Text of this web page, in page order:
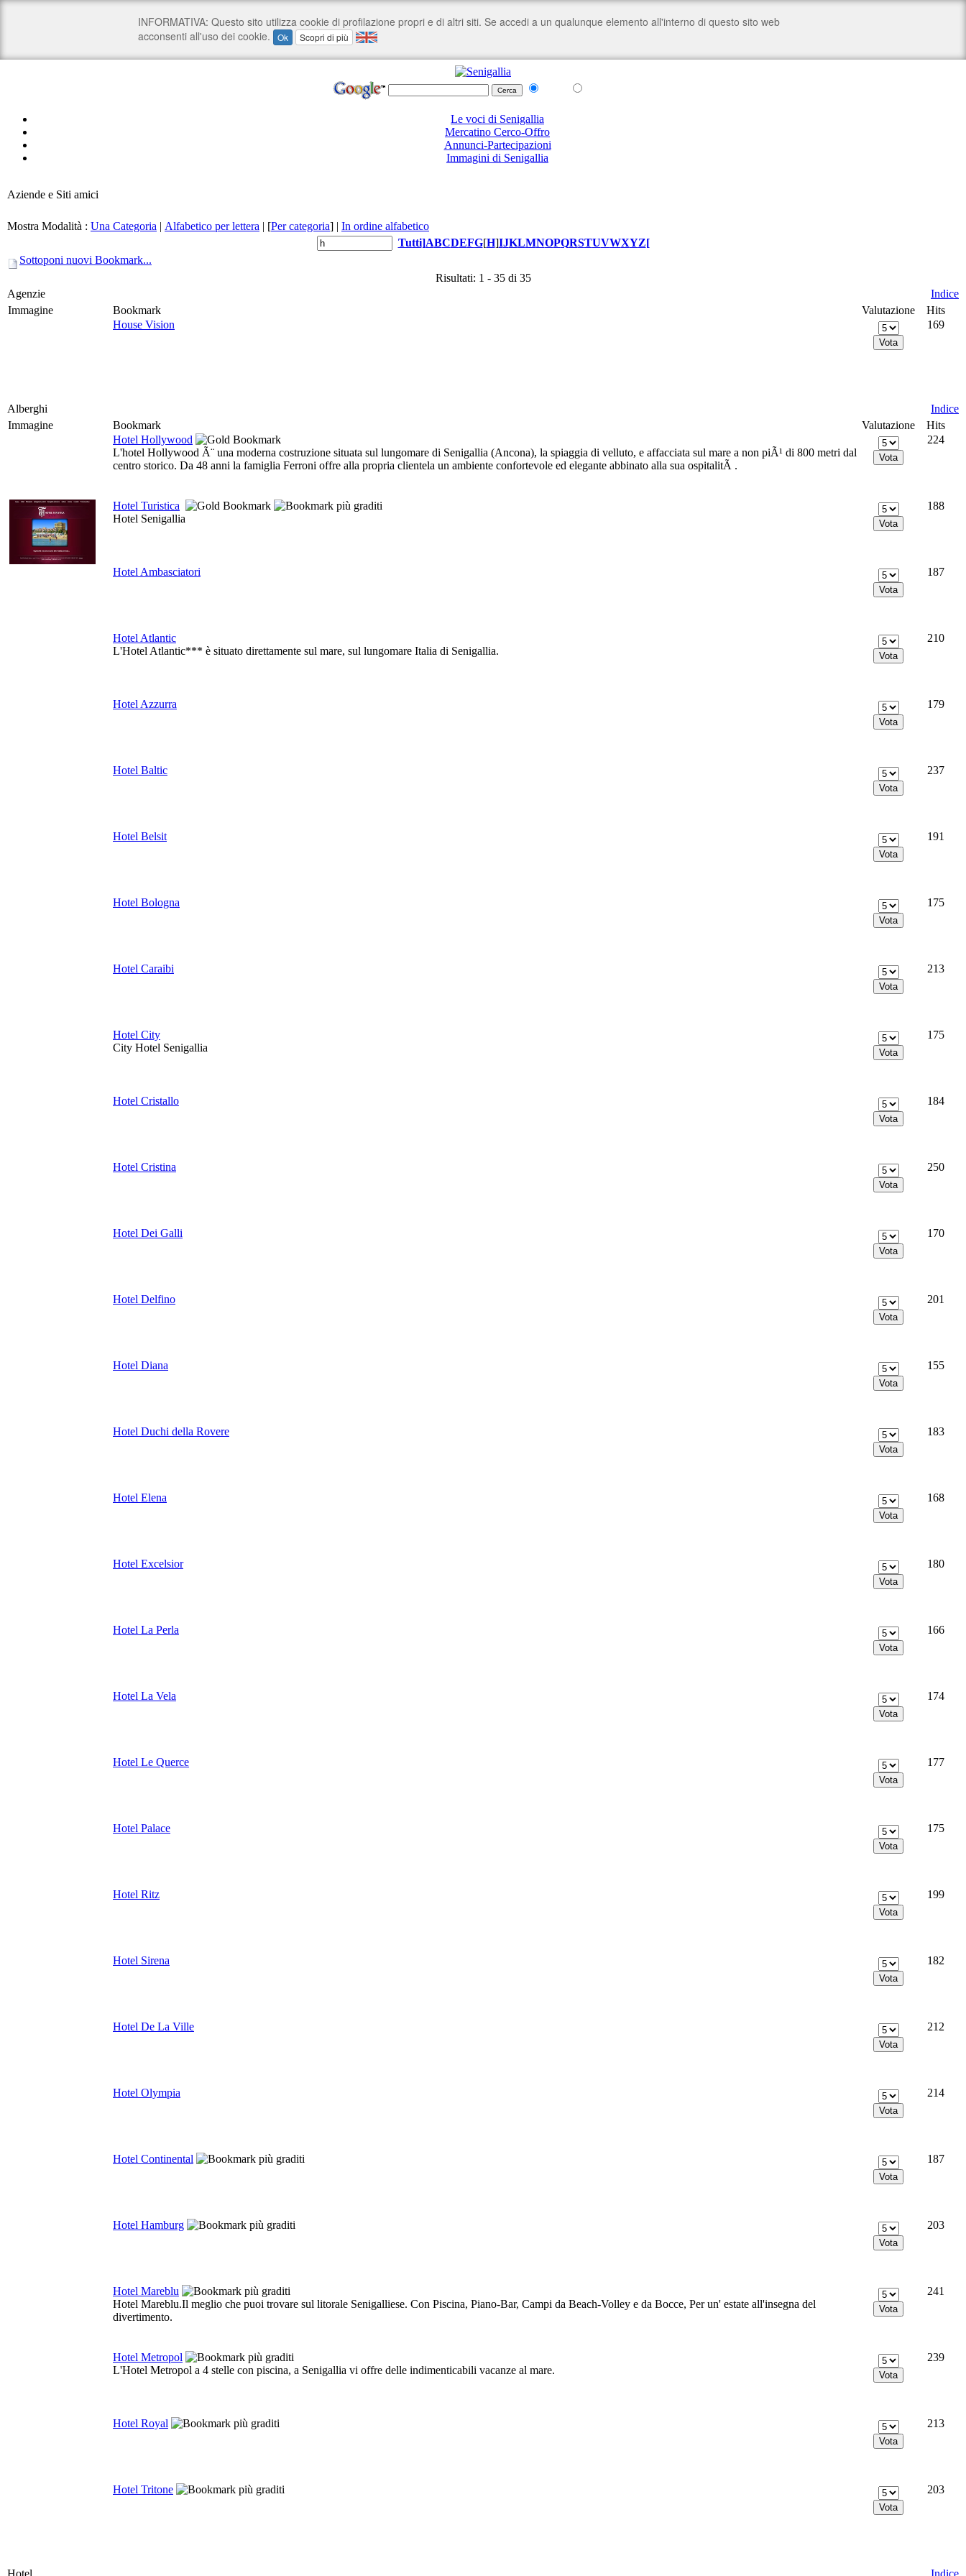
Le voci di Senigallia
Mercatino Cerco-Offro
Annunci-Partecipazioni
Immagini di Senigallia
Aziende e Siti amici
Mostra Modalità : Una Categoria | Alfabetico per lettera | [Per categoria] | In ordine alfabetico
Tutti]ABCDEFG[H]IJKLMNOPQRSTUVWXYZ[
Sottoponi nuovi Bookmark...
Risultati: 1 - 35 di 35
Agenzie
Indice
Immagine
Bookmark Valutazione
Hits
House Vision
169
Alberghi
Indice
Immagine
Bookmark Valutazione
Hits
Hotel Hollywood
L'hotel Hollywood Ã¨ una moderna costruzione situata sul lungomare di Senigallia (Ancona), la spiaggia di velluto, e affacciata sul mare a non piÃ¹ di 800 metri dal
centro storico. Da 48 anni la famiglia Ferroni offre alla propria clientela un ambiente confortevole ed elegante abbinato alla sua ospitalitÃ .
224
Hotel Turistica
Hotel Senigallia
188
Hotel Ambasciatori 187
Hotel Atlantic
L'Hotel Atlantic*** è situato direttamente sul mare, sul lungomare Italia di Senigallia.
210
Hotel Azzurra 179
Hotel Baltic 237
Hotel Belsit 191
Hotel Bologna 175
Hotel Caraibi 213
Hotel City
City Hotel Senigallia
175
Hotel Cristallo 184
Hotel Cristina 250
Hotel Dei Galli 170
Hotel Delfino 201
Hotel Diana 155
Hotel Duchi della Rovere 183
Hotel Elena 168
Hotel Excelsior 180
Hotel La Perla 166
Hotel La Vela 174
Hotel Le Querce 177
Hotel Palace 175
Hotel Ritz 199
Hotel Sirena 182
Hotel De La Ville 212
Hotel Olympia 214
Hotel Continental 187
Hotel Hamburg 203
Hotel Mareblu
Hotel Mareblu.Il meglio che puoi trovare sul litorale Senigalliese. Con Piscina, Piano-Bar, Campi da Beach-Volley e da Bocce, Per un' estate all'insegna del
divertimento.
241
Hotel Metropol
L'Hotel Metropol a 4 stelle con piscina, a Senigallia vi offre delle indimenticabili vacanze al mare.
239
Hotel Royal 213
Hotel Tritone 203
Hotel Indice